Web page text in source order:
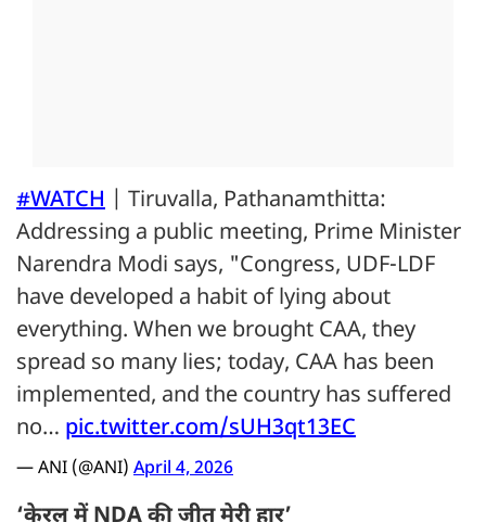
#WATCH | Tiruvalla, Pathanamthitta:
Addressing a public meeting, Prime Minister
Narendra Modi says, "Congress, UDF-LDF
have developed a habit of lying about
everything. When we brought CAA, they
spread so many lies; today, CAA has been
implemented, and the country has suffered
no… pic.twitter.com/sUH3qt13EC
— ANI (@ANI) April 4, 2026